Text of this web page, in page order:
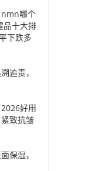
nmn哪个
品十大排
下跌多
追责，
好用
致抗皱
保湿，